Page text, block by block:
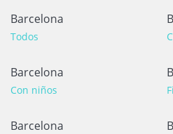
Barcelona
Todos
Barcelona
Con niños
Barcelona